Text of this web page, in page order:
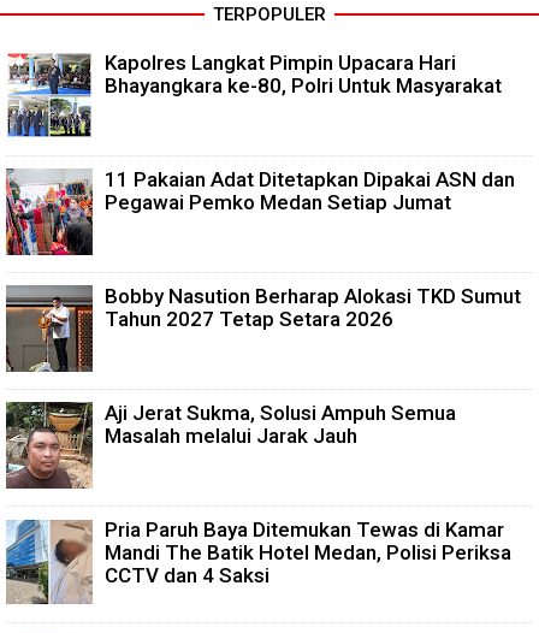
TERPOPULER
Kapolres Langkat Pimpin Upacara Hari
Bhayangkara ke-80, Polri Untuk Masyarakat
11 Pakaian Adat Ditetapkan Dipakai ASN dan
Pegawai Pemko Medan Setiap Jumat
Bobby Nasution Berharap Alokasi TKD Sumut
Tahun 2027 Tetap Setara 2026
Aji Jerat Sukma, Solusi Ampuh Semua
Masalah melalui Jarak Jauh
Pria Paruh Baya Ditemukan Tewas di Kamar
Mandi The Batik Hotel Medan, Polisi Periksa
CCTV dan 4 Saksi